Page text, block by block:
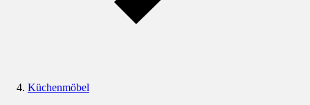
Küchenmöbel